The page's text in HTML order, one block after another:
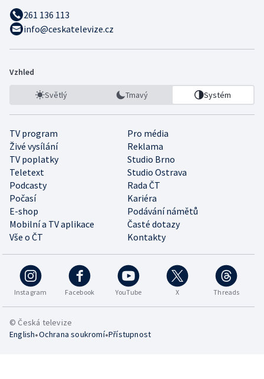
261 136 113
info@ceskatelevize.cz
Vzhled
Světlý Tmavý Systém
TV program
Pro média
Živé vysílání
Reklama
TV poplatky
Studio Brno
Teletext
Studio Ostrava
Podcasty
Rada ČT
Počasí
Kariéra
E-shop
Podávání námětů
Mobilní a TV aplikace
Časté dotazy
Vše o ČT
Kontakty
Instagram Facebook YouTube X Threads
© Česká televize
English•Ochrana soukromí•Přístupnost